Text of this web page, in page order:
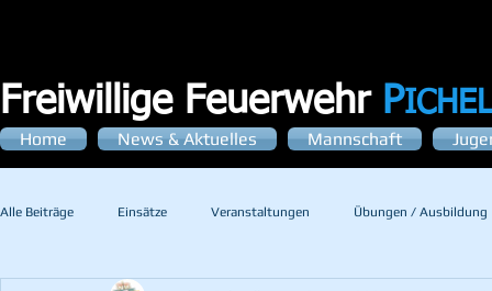
Freiwillige Feuerwehr P
Home News & Aktuelles Mannschaft
Alle Beiträge Einsätze Veranstaltungen Übungen / Ausbildung